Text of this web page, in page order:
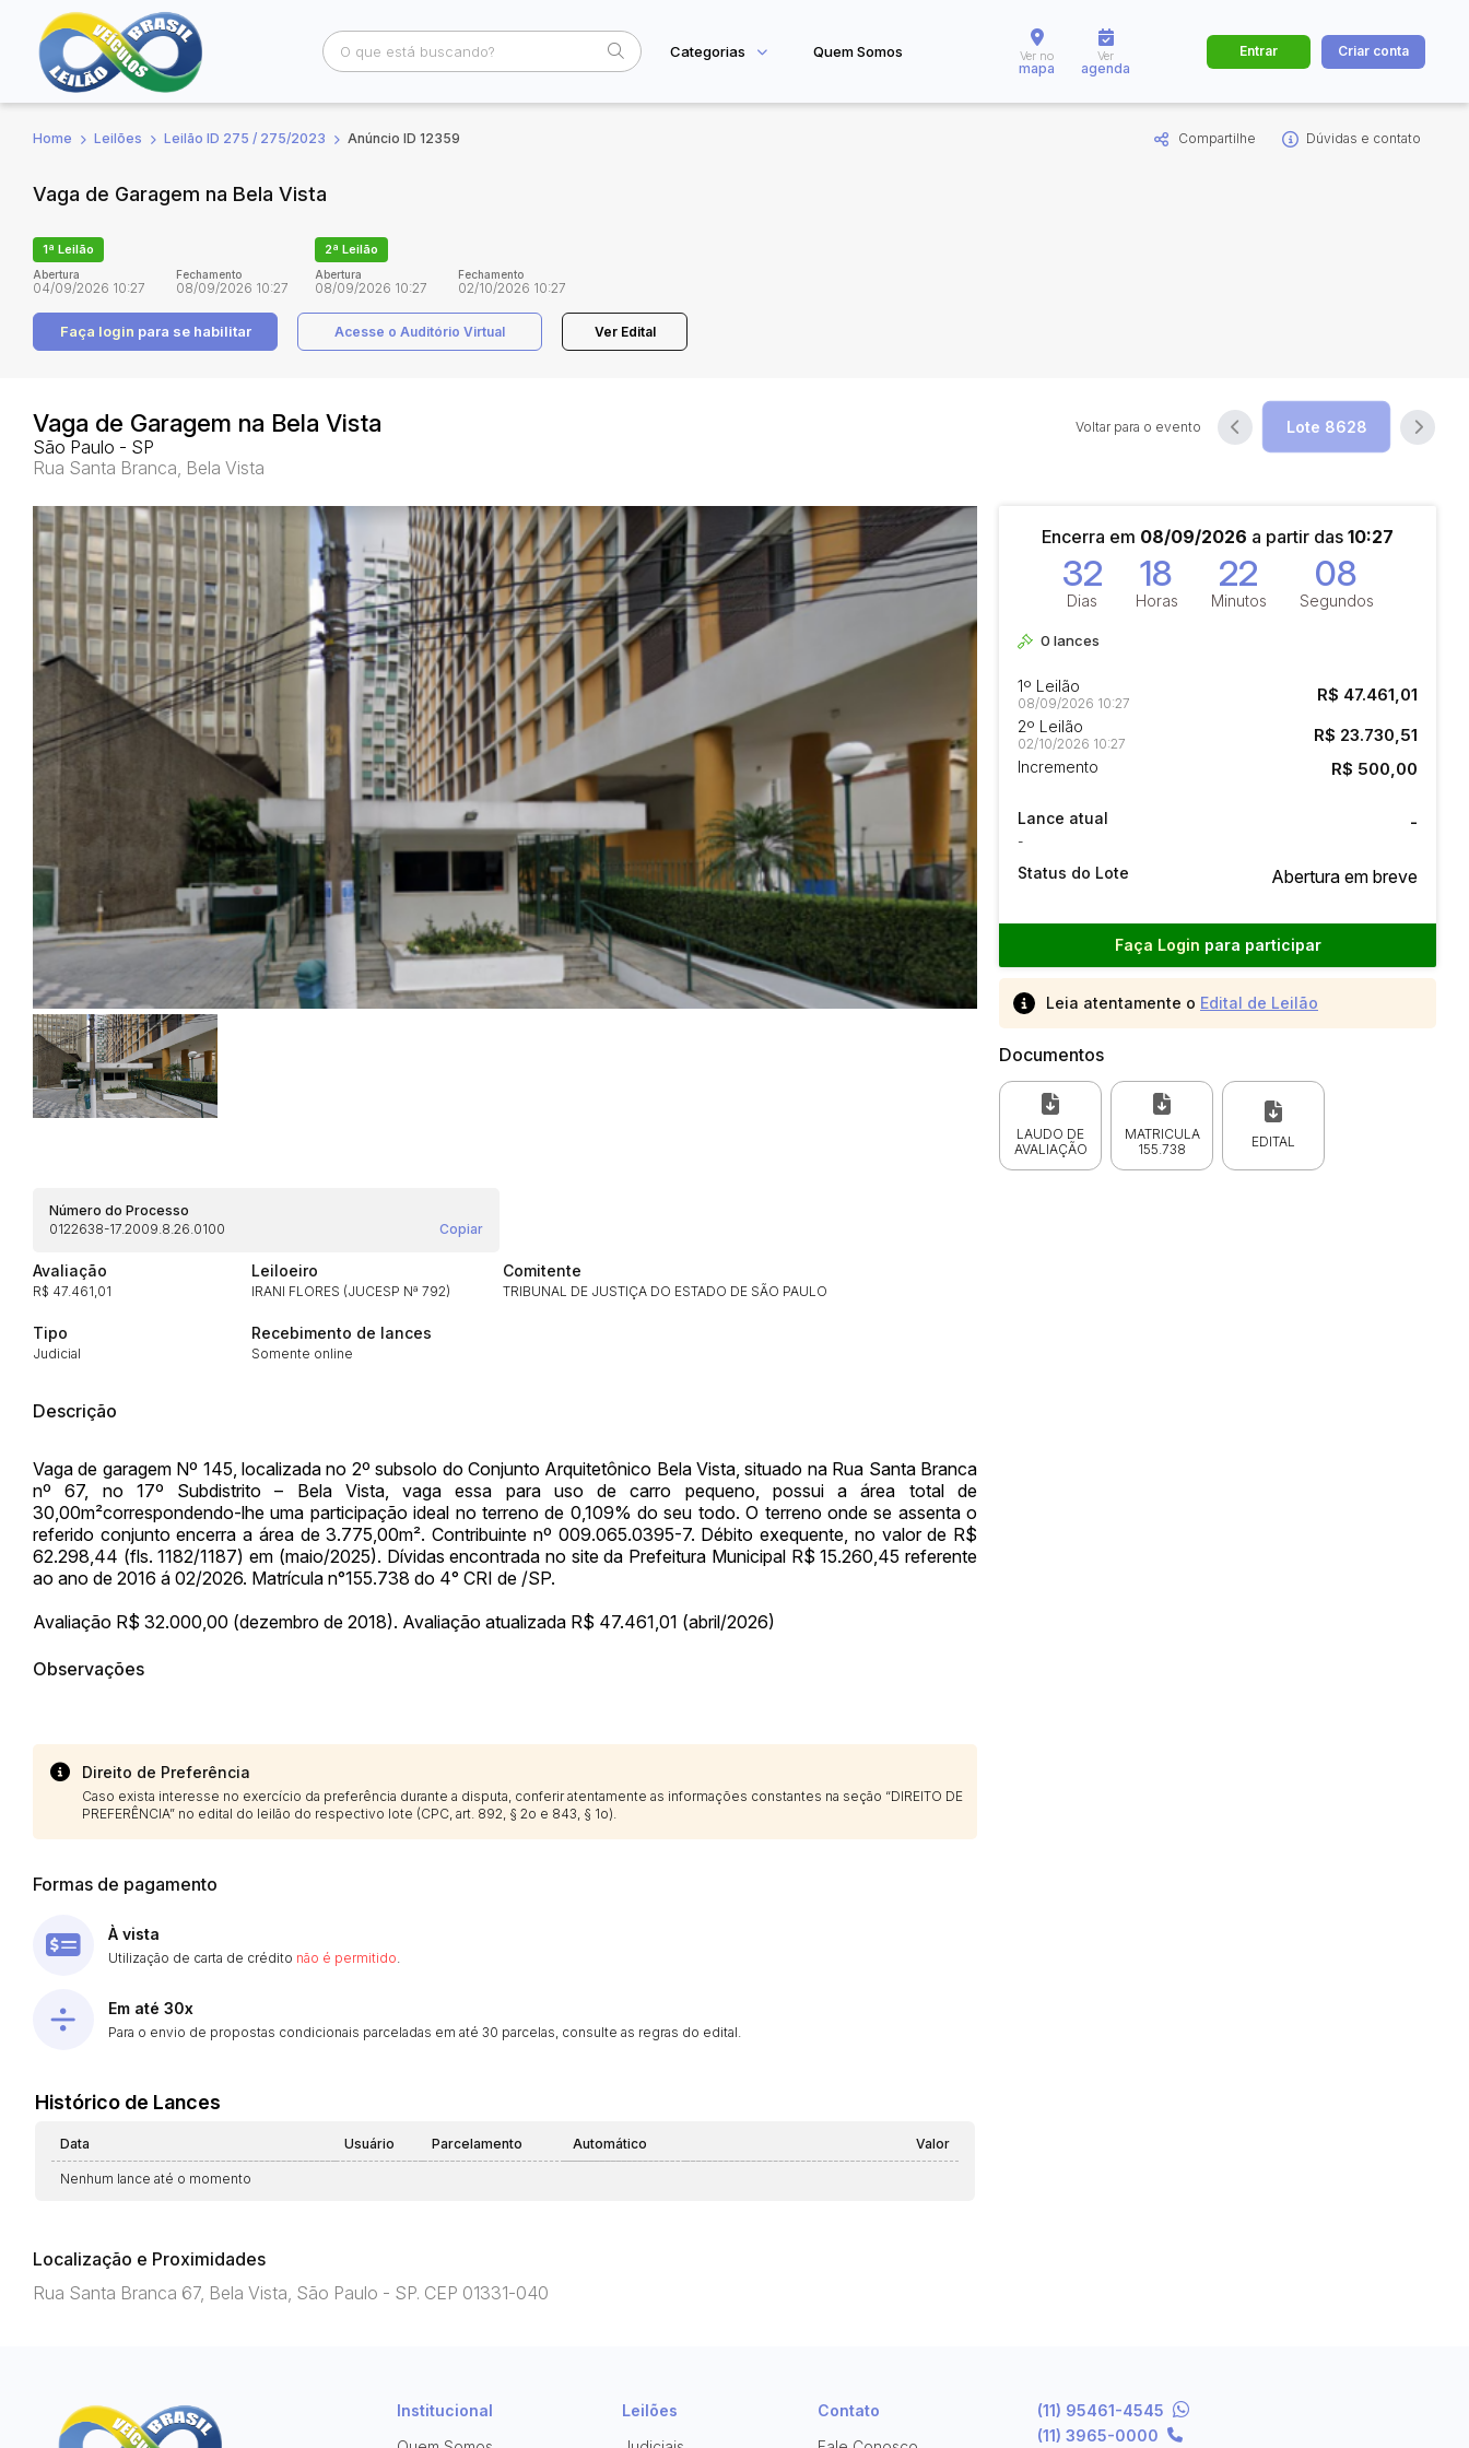
Busca por palavra-chave Categoria Cidade
Categorias Quem Somos Ver no
mapa
Ver
agenda
Entrar Criar conta
Home Leilões Leilão ID 275 / 275/2023 Anúncio ID 12359 Compartilhe Dúvidas e contato
Vaga de Garagem na Bela Vista
1ª Leilão
Abertura
04/09/2026 10:27
Fechamento
08/09/2026 10:27
2ª Leilão
Abertura
08/09/2026 10:27
Fechamento
02/10/2026 10:27
Faça login para se habilitar Acesse o Auditório Virtual Ver Edital
Vaga de Garagem na Bela Vista
São Paulo - SP
Rua Santa Branca, Bela Vista
Voltar para o evento
Encerra em 08/09/2026 a partir das 10:27
32
Dias
18
Horas
22
Minutos
07
Segundos
0 lances
1º Leilão
08/09/2026 10:27 R$ 47.461,01
2º Leilão
02/10/2026 10:27 R$ 23.730,51
Incremento R$ 500,00
Lance atual
-
-
Status do Lote Abertura em breve
Faça Login para participar
Leia atentamente o Edital de Leilão
Documentos
LAUDO DE
AVALIAÇÃO
MATRICULA
155.738
EDITAL
Número do Processo
0122638-17.2009.8.26.0100
Copiar
Avaliação
R$ 47.461,01
Leiloeiro
IRANI FLORES (JUCESP Nª 792)
Comitente
TRIBUNAL DE JUSTIÇA DO ESTADO DE SÃO PAULO
Tipo
Judicial
Recebimento de lances
Somente online
Descrição
Vaga de garagem Nº 145, localizada no 2º subsolo do Conjunto Arquitetônico Bela Vista, situado na Rua Santa Branca
nº 67, no 17º Subdistrito – Bela Vista, vaga essa para uso de carro pequeno, possui a área total de
30,00m²correspondendo-lhe uma participação ideal no terreno de 0,109% do seu todo. O terreno onde se assenta o
referido conjunto encerra a área de 3.775,00m². Contribuinte nº 009.065.0395-7. Débito exequente, no valor de R$
62.298,44 (fls. 1182/1187) em (maio/2025). Dívidas encontrada no site da Prefeitura Municipal R$ 15.260,45 referente
ao ano de 2016 á 02/2026. Matrícula n°155.738 do 4° CRI de /SP.
Avaliação R$ 32.000,00 (dezembro de 2018). Avaliação atualizada R$ 47.461,01 (abril/2026)
Observações
Direito de Preferência
Caso exista interesse no exercício da preferência durante a disputa, conferir atentamente as informações constantes na seção “DIREITO DE
PREFERÊNCIA” no edital do leilão do respectivo lote (CPC, art. 892, § 2o e 843, § 1o).
Formas de pagamento
À vista
Utilização de carta de crédito não é permitido.
Em até 30x
Para o envio de propostas condicionais parceladas em até 30 parcelas, consulte as regras do edital.
Histórico de Lances
Data Usuário Parcelamento Automático Valor
Nenhum lance até o momento
Localização e Proximidades
Rua Santa Branca 67, Bela Vista, São Paulo - SP. CEP 01331-040
Envie sua Proposta
14/04/2025 18:43:11 TIAGOFELIPE
Institucional
Leilões
Contato
(11) 95461-4545
(11) 3965-0000